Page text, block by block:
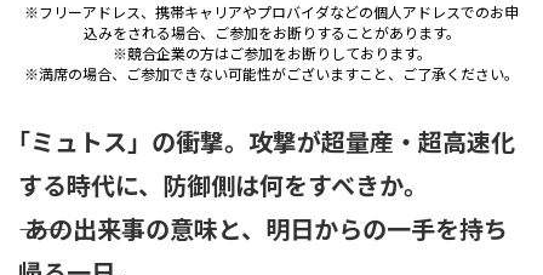
※フリーアドレス、携帯キャリアやプロバイダなどの個人アドレスでのお申
込みをされる場合、ご参加をお断りすることがあります。
※競合企業の方はご参加をお断りしております。
※満席の場合、ご参加できない可能性がございますこと、ご了承ください。
「ミュトス」の衝撃。攻撃が超量産・超高速化
する時代に、防御側は何をすべきか。
―― あの出来事の意味と、明日からの一手を持ち